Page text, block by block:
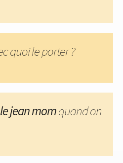
quoi le porter ?
jean momquand on